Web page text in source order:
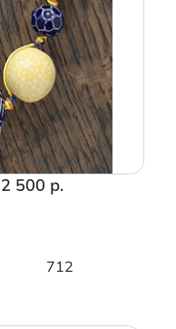
2 500 р.
712